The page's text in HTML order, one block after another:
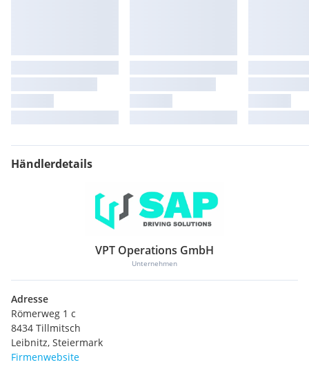
Händlerdetails
VPT Operations GmbH
Unternehmen
Adresse
Römerweg 1 c
8434 Tillmitsch
Leibnitz, Steiermark
Firmenwebsite